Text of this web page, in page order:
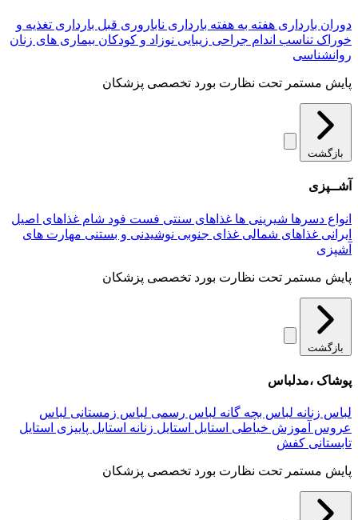
دوران بارداری هفته به هفته بارداری ناباروری قبل بارداری تغذیه و
خوراک تناسب اندام جراحی زیبایی نوزاد و کودکان بیماری های زنان
روانشناسی
پایش مستمر تحت نظارت بورد تخصصی پزشکان
بازگشت
آشــپزی
انواع دسرها شیرینی ها غذاهای سنتی فست فود شام غذاهای اصیل
ایرانی غذاهای شمالی غذای جنوبی نوشیدنی و بستنی مهارت های
آشپزی
پایش مستمر تحت نظارت بورد تخصصی پزشکان
بازگشت
پوشاک ،مدلباس
لباس زنانه لباس بچه گانه لباس رسمی لباس زمستانی لباس
عروس آموزش خیاطی استایل استایل زنانه استایل پاییزی استایل
تابستانی کفش
پایش مستمر تحت نظارت بورد تخصصی پزشکان